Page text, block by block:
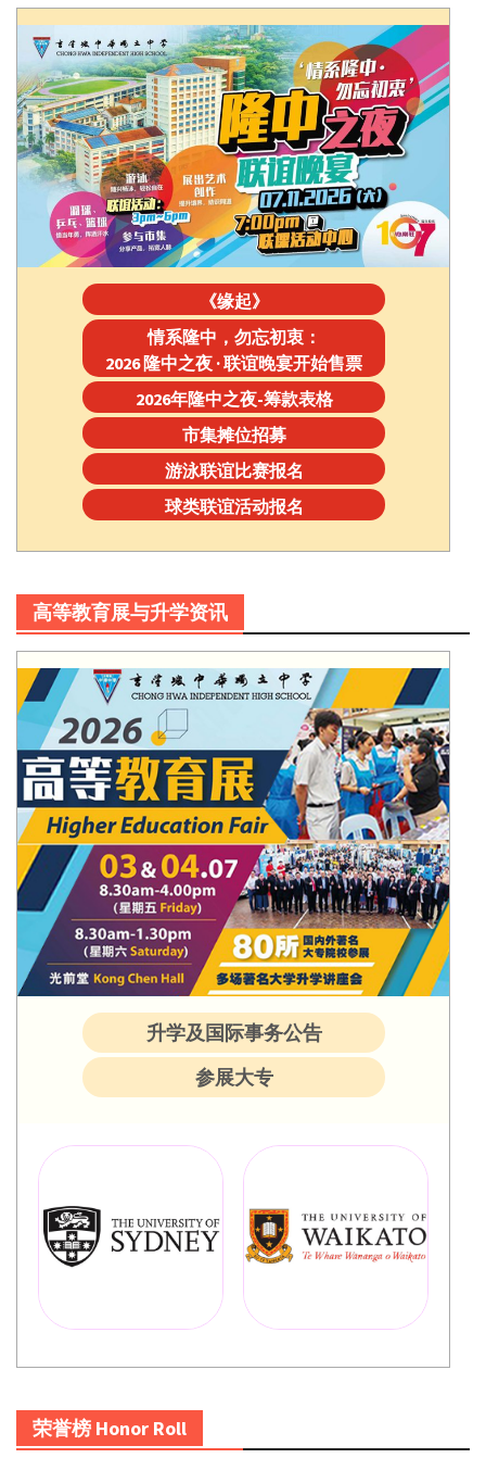
《缘起》
情系隆中，勿忘初衷：
2026 隆中之夜 · 联谊晚宴开始售票
2026年隆中之夜-筹款表格
市集摊位招募
游泳联谊比赛报名
球类联谊活动报名
高等教育展与升学资讯
升学及国际事务公告
参展大专
荣誉榜 Honor Roll